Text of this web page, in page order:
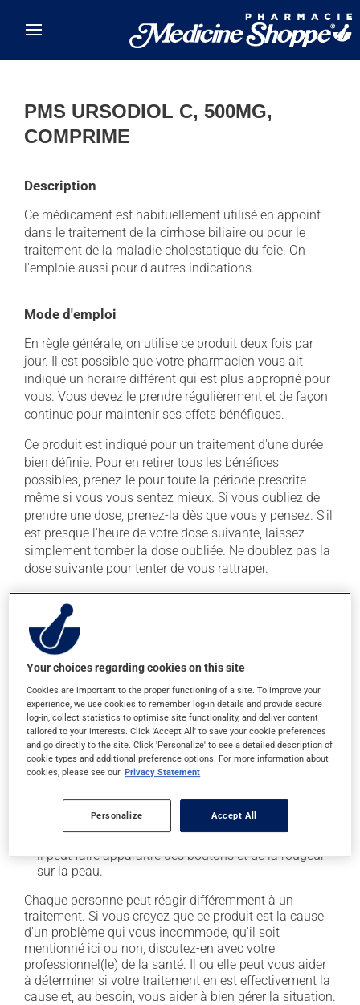
PMS URSODIOL C, 500MG,
COMPRIME
Description
Ce médicament est habituellement utilisé en appoint
dans le traitement de la cirrhose biliaire ou pour le
traitement de la maladie cholestatique du foie. On
l'emploie aussi pour d'autres indications.
Mode d'emploi
En règle générale, on utilise ce produit deux fois par
jour. Il est possible que votre pharmacien vous ait
indiqué un horaire différent qui est plus approprié pour
vous. Vous devez le prendre régulièrement et de façon
continue pour maintenir ses effets bénéfiques.
Ce produit est indiqué pour un traitement d'une durée
bien définie. Pour en retirer tous les bénéfices
possibles, prenez-le pour toute la période prescrite -
même si vous vous sentez mieux. Si vous oubliez de
prendre une dose, prenez-la dès que vous y pensez. S'il
est presque l'heure de votre dose suivante, laissez
simplement tomber la dose oubliée. Ne doublez pas la
dose suivante pour tenter de vous rattraper.
Ce médicament est plus efficace s'il est pris avec de la
nourriture. Prenez-le toujours avec un repas ou une
collation. Pour assurer son efficacité, attendez au
moins 2 heures entre la prise de ce médicament et celle
d'un antiacide.
Effets indésirables
En plus de ses effets recherchés, ce produit peut à
l'occasion entraîner certains effets indésirables (effets
secondaires), notamment :
il peut provoquer des maux de ventre, des crampes;
il peut causer de la diarrhée;
il peut faire apparaître des boutons et de la rougeur
sur la peau.
Chaque personne peut réagir différemment à un
traitement. Si vous croyez que ce produit est la cause
d'un problème qui vous incommode, qu'il soit
mentionné ici ou non, discutez-en avec votre
professionnel(le) de la santé. Il ou elle peut vous aider
à déterminer si votre traitement en est effectivement la
cause et, au besoin, vous aider à bien gérer la situation.
Your choices regarding cookies on this site
Cookies are important to the proper functioning of a site. To improve your
experience, we use cookies to remember log-in details and provide secure
log-in, collect statistics to optimise site functionality, and deliver content
tailored to your interests. Click 'Accept All' to save your cookie preferences
and go directly to the site. Click 'Personalize' to see a detailed description of
cookie types and additional preference options. For more information about
cookies, please see our Privacy Statement
Personalize Accept All